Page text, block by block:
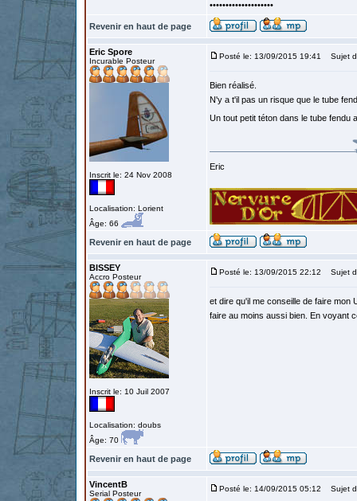
••••••••••••••••••••
Revenir en haut de page
Eric Spore
Incurable Posteur
Inscrit le: 24 Nov 2008
Localisation: Lorient
Âge: 66
Posté le: 13/09/2015 19:41 Sujet
Bien réalisé.
N'y a t'il pas un risque que le tube
Un tout petit téton dans le tube fendu
Eric
Revenir en haut de page
BISSEY
Accro Posteur
Inscrit le: 10 Juil 2007
Localisation: doubs
Âge: 70
Posté le: 13/09/2015 22:12 Sujet
et dire qu'il me conseille de faire mon
faire au moins aussi bien. En voyant
Revenir en haut de page
VincentB
Serial Posteur
Posté le: 14/09/2015 05:12 Sujet